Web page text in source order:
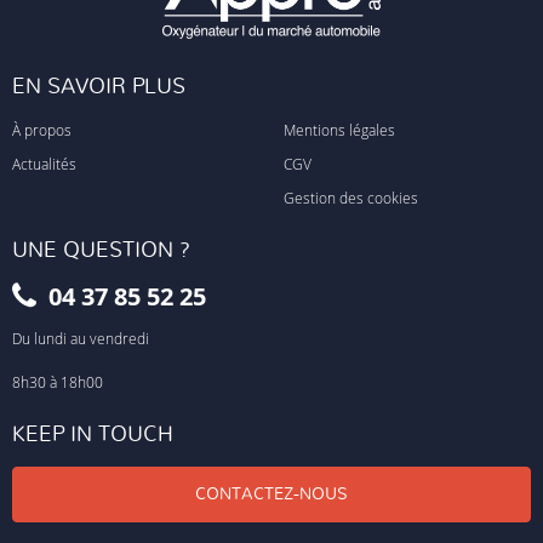
EN SAVOIR PLUS
À propos
Actualités
Mentions légales
CGV
Gestion des cookies
UNE QUESTION ?
04 37 85 52 25
Du lundi au vendredi
8h30 à 18h00
KEEP IN TOUCH
CONTACTEZ-NOUS